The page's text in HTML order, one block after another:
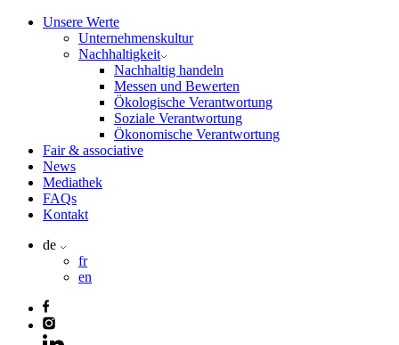
Unsere Werte
Unternehmenskultur
Nachhaltigkeit
Nachhaltig handeln
Messen und Bewerten
Ökologische Verantwortung
Soziale Verantwortung
Ökonomische Verantwortung
Fair & associative
News
Mediathek
FAQs
Kontakt
de
fr
en